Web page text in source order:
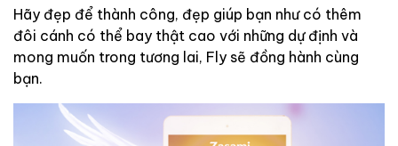
Hãy đẹp để thành công, đẹp giúp bạn như có thêm
đôi cánh có thể bay thật cao với những dự định và
mong muốn trong tương lai, Fly sẽ đồng hành cùng
bạn.